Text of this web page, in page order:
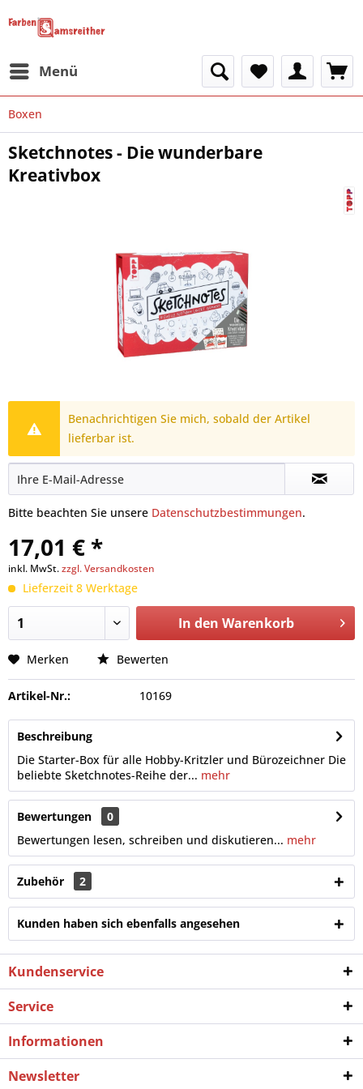
Menü
Boxen
Sketchnotes - Die wunderbare
Kreativbox
Benachrichtigen Sie mich, sobald der Artikel
lieferbar ist.
Bitte beachten Sie unsere Datenschutzbestimmungen.
17,01 € *
inkl. MwSt.zzgl. Versandkosten
Lieferzeit 8 Werktage
In den Warenkorb
Merken Bewerten
Artikel-Nr.: 10169
Beschreibung
Die Starter-Box für alle Hobby-Kritzler und Bürozeichner Die
beliebte Sketchnotes-Reihe der... mehr
Bewertungen
0
Bewertungen lesen, schreiben und diskutieren... mehr
Zubehör 2
Kunden haben sich ebenfalls angesehen
Kundenservice
Service
Informationen
Newsletter